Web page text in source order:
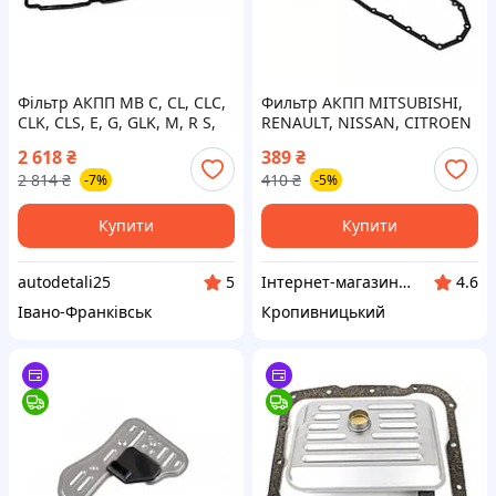
Фільтр АКПП MB C, CL, CLC,
CLK, CLS, E, G, GLK, M, R S,
2 618₴
2 814 ₴ -7%
Купити
autodetali25
5
Івано-Франківськ
Фильтр АКПП MITSUBISHI,
RENAULT, NISSAN, CITROEN
ADBP210001 (пр-во BLUE
PRINT) ВС VE
389₴
410 ₴ -5%
Купити
Інтернет-магазин "Запчастинки"
4.6
Кропивницький